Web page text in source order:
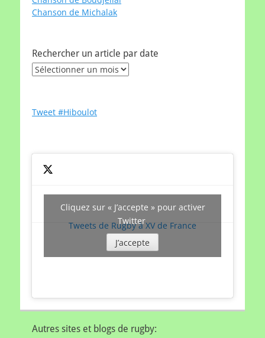
Chanson de Michalak
Rechercher un article par date
Rechercher
date
Tweet #Hiboulot
Tweets de Rugby à XV de France
Cliquez sur « J’accepte » pour activer
Twitter
J’accepte
Autres sites et blogs de rugby: